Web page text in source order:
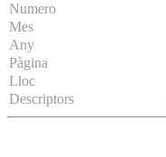
Numero
Mes
Any
Pàgina
Lloc
Descriptors